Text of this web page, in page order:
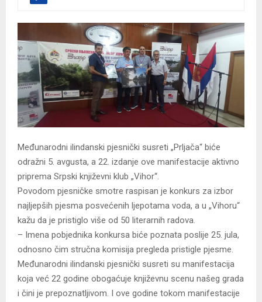
Međunarodni ilindanski pjesnički susreti „Prljača“ biće
odražni 5. avgusta, a 22. izdanje ove manifestacije aktivno
priprema Srpski književni klub „Vihor“.
Povodom pjesničke smotre raspisan je konkurs za izbor
najljepših pjesma posvećenih ljepotama voda, a u „Vihoru“
kažu da je pristiglo više od 50 literarnih radova.
– Imena pobjednika konkursa biće poznata poslije 25. jula,
odnosno čim stručna komisija pregleda pristigle pjesme.
Međunarodni ilindanski pjesnički susreti su manifestacija
koja već 22 godine obogaćuje književnu scenu našeg grada
i čini je prepoznatljivom. I ove godine tokom manifestacije